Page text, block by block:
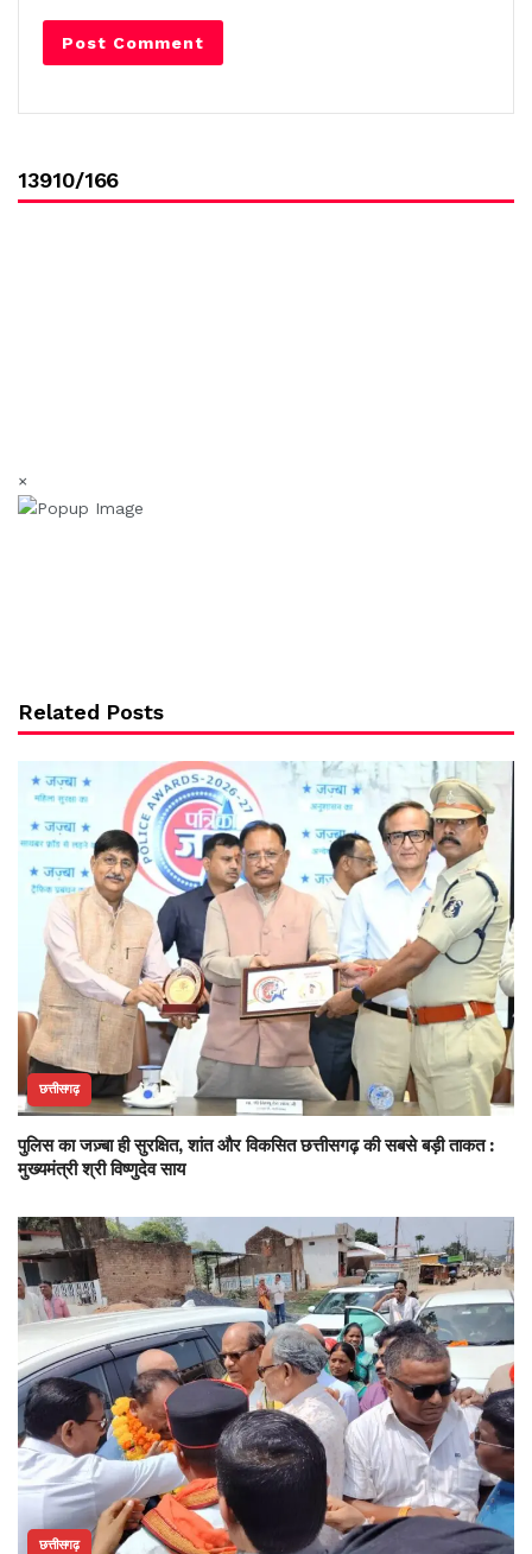
13910/166
×
Related Posts
छत्तीसगढ़
पुलिस का जज़्बा ही सुरक्षित, शांत और विकसित छत्तीसगढ़ की सबसे बड़ी ताकत :
मुख्यमंत्री श्री विष्णुदेव साय
छत्तीसगढ़